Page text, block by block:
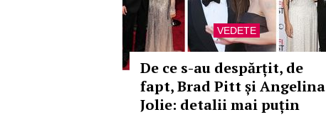
VEDETE
De ce s-au despărțit, de
fapt, Brad Pitt și Angelina
Jolie: detalii mai puțin